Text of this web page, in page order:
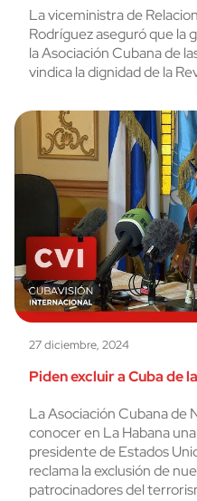
La viceministra de
Rodríguez aseguró que la
la Asociación Cubana de
vindica la dignidad de la
27 diciembre, 2024
Piden excluir a Cuba de
La Asociación Cubana de
conocer en La Habana
presidente de Estados
reclama la exclusión de
patrocinadores del